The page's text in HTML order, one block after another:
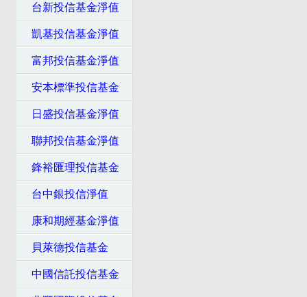
台新投信基金淨值
凱基投信基金淨值
富邦投信基金淨值
安本標準投信基金
日盛投信基金淨值
聯邦投信基金淨值
鋒裕匯理投信基金
台中銀投信淨值
康和期經基金淨值
貝萊德投信基金
中國信託投信基金